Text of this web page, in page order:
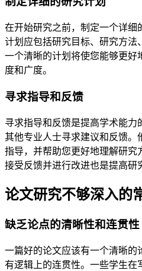
在开始研究之前，制定一个详细
计划应包括研究目标、研究方法
一个清晰的计划将使您能够更好
度和广度。
寻求指导和反馈
寻求指导和反馈是提高学术能
其他专业人士寻求建议和反馈。
指导，并帮助您更好地理解研究
接受反馈并进行改进也是提高研
论文研究不够深入的
缺乏论点的清晰性和连贯性
一篇好的论文应该有一个清晰的
有逻辑上的连贯性。一些学生在